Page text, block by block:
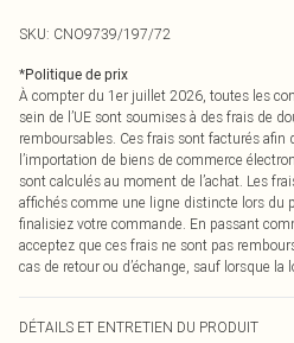
SKU: CNO9739/197/72
*Politique de prix
À compter du 1er juillet 2026, toutes les
sein de l’UE sont soumises à des frais de
remboursables. Ces frais sont facturés afin
l’importation de biens de commerce
sont calculés au moment de l’achat. Les
affichés comme une ligne distincte lors du
finalisiez votre commande. En passant
acceptez que ces frais ne sont pas
cas de retour ou d’échange, sauf lorsque la
DÉTAILS ET ENTRETIEN DU PRODUIT